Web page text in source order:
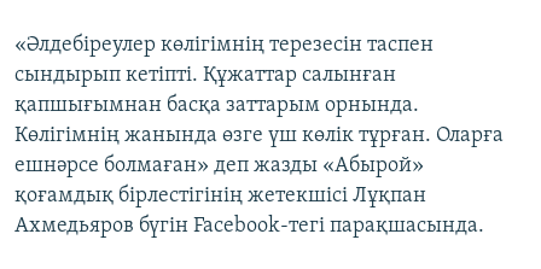
«Әлдебіреулер көлігімнің терезесін таспен
сындырып кетіпті. Құжаттар салынған
қапшығымнан басқа заттарым орнында.
Көлігімнің жанында өзге үш көлік тұрған. Оларға
ешнәрсе болмаған» деп жазды «Абырой»
қоғамдық бірлестігінің жетекшісі Лұқпан
Ахмедьяров бүгін Facebook-тегі парақшасында.